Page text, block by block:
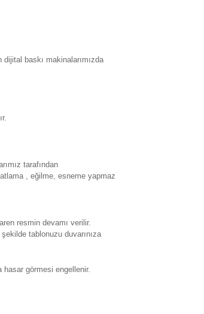
baskı makinalarımızda
tarafından
, eğilme, esneme yapmaz
resmin devamı verilir.
tablonuzu duvarınıza
hasar görmesi engellenir.